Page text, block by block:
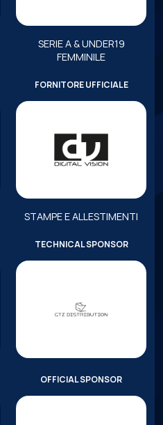
SERIE A & UNDER19
FEMMINILE
FORNITORE UFFICIALE
STAMPE E ALLESTIMENTI
TECHNICAL SPONSOR
OFFICIAL SPONSOR